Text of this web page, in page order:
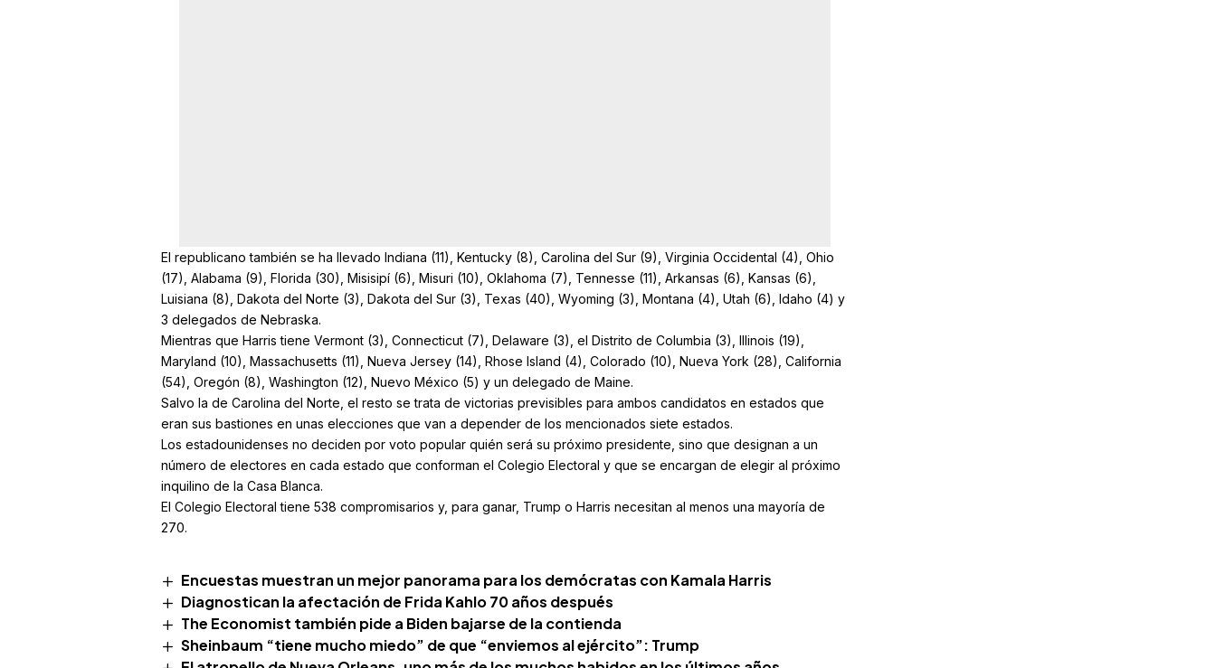
El republicano también se ha llevado Indiana (11), Kentucky (8), Carolina del Sur (9), Virginia Occidental (4), Ohio
(17), Alabama (9), Florida (30), Misisipí (6), Misuri (10), Oklahoma (7), Tennesse (11), Arkansas (6), Kansas (6),
Luisiana (8), Dakota del Norte (3), Dakota del Sur (3), Texas (40), Wyoming (3), Montana (4), Utah (6), Idaho (4) y
3 delegados de Nebraska.
Mientras que Harris tiene Vermont (3), Connecticut (7), Delaware (3), el Distrito de Columbia (3), Illinois (19),
Maryland (10), Massachusetts (11), Nueva Jersey (14), Rhose Island (4), Colorado (10), Nueva York (28), California
(54), Oregón (8), Washington (12), Nuevo México (5) y un delegado de Maine.
Salvo la de Carolina del Norte, el resto se trata de victorias previsibles para ambos candidatos en estados que
eran sus bastiones en unas elecciones que van a depender de los mencionados siete estados.
Los estadounidenses no deciden por voto popular quién será su próximo presidente, sino que designan a un
número de electores en cada estado que conforman el Colegio Electoral y que se encargan de elegir al próximo
inquilino de la Casa Blanca.
El Colegio Electoral tiene 538 compromisarios y, para ganar, Trump o Harris necesitan al menos una mayoría de
270.
Encuestas muestran un mejor panorama para los demócratas con Kamala Harris
Diagnostican la afectación de Frida Kahlo 70 años después
The Economist también pide a Biden bajarse de la contienda
Sheinbaum “tiene mucho miedo” de que “enviemos al ejército”: Trump